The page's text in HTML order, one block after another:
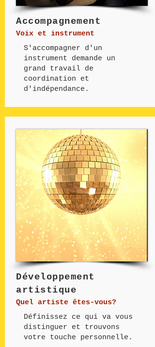
Accompagnement
Voix et instrument
S'accompagner d'un
instrument demande un
grand travail de
coordination et
d'indépendance.
Développement
artistique
Quel artiste êtes-vous?
Définissez ce qui va vous
distinguer et trouvons
votre touche personnelle.